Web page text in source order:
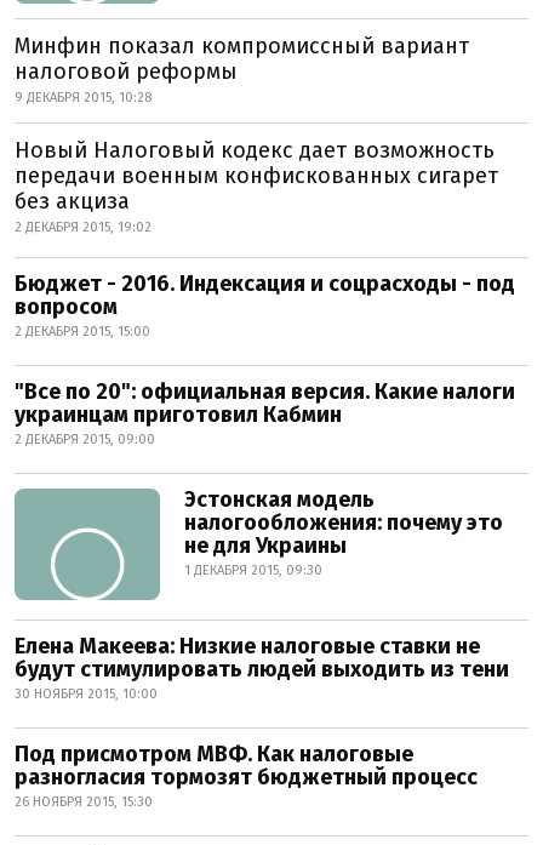
Минфин показал компромиссный вариант
налоговой реформы
9 ДЕКАБРЯ 2015, 10:28
Новый Налоговый кодекс дает возможность
передачи военным конфискованных сигарет
без акциза
2 ДЕКАБРЯ 2015, 19:02
Бюджет - 2016. Индексация и соцрасходы - под
вопросом
2 ДЕКАБРЯ 2015, 15:00
"Все по 20": официальная версия. Какие налоги
украинцам приготовил Кабмин
2 ДЕКАБРЯ 2015, 09:00
Эстонская модель
налогообложения: почему это
не для Украины
1 ДЕКАБРЯ 2015, 09:30
Елена Макеева: Низкие налоговые ставки не
будут стимулировать людей выходить из тени
30 НОЯБРЯ 2015, 10:00
Под присмотром МВФ. Как налоговые
разногласия тормозят бюджетный процесс
26 НОЯБРЯ 2015, 15:30